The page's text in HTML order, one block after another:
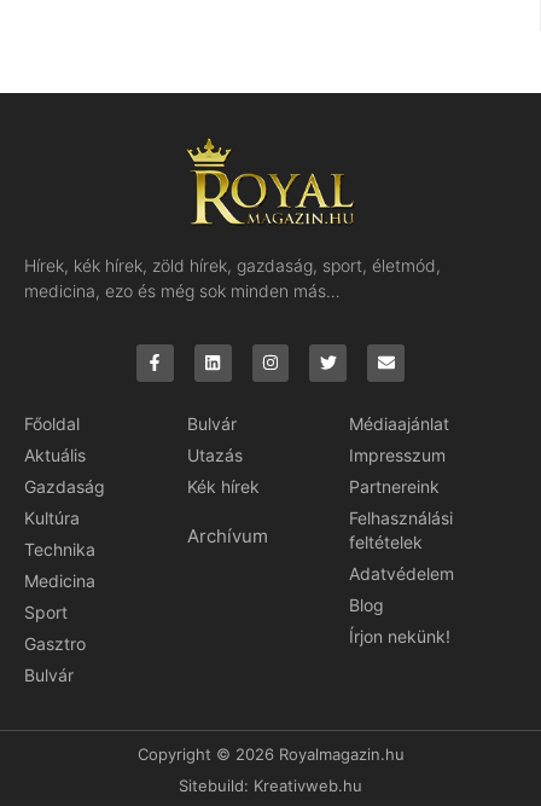
Hírek, kék hírek, zöld hírek, gazdaság, sport, életmód,
medicina, ezo és még sok minden más…
Főoldal
Aktuális
Gazdaság
Kultúra
Technika
Medicina
Sport
Gasztro
Bulvár
Bulvár
Utazás
Kék hírek
Archívum
Médiaajánlat
Impresszum
Partnereink
Felhasználási
feltételek
Adatvédelem
Blog
Írjon nekünk!
Copyright © 2026 Royalmagazin.hu
Sitebuild: Kreativweb.hu